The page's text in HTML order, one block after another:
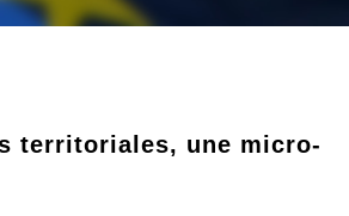
territoriales, une micro-